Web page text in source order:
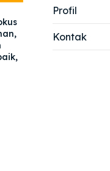
Profil
Kontak